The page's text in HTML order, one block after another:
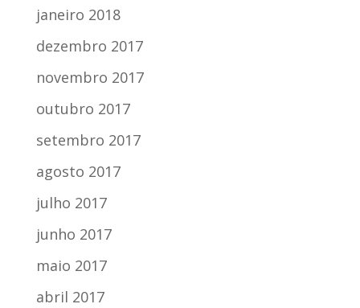
janeiro 2018
dezembro 2017
novembro 2017
outubro 2017
setembro 2017
agosto 2017
julho 2017
junho 2017
maio 2017
abril 2017